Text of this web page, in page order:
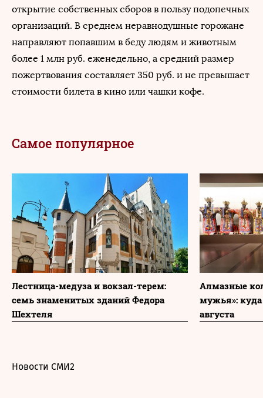
добавила она.
открытие собственных сборов в пользу подопечных
организаций. В среднем неравнодушные горожане
направляют попавшим в беду людям и животным
более 1 млн руб. еженедельно, а средний размер
пожертвования составляет 350 руб. и не превышает
стоимости билета в кино или чашки кофе.
Самое популярное
Лестница-медуза и вокзал-терем:
семь знаменитых зданий Федора
Шехтеля
Алмазные
мужья»:
августа
Новости СМИ2